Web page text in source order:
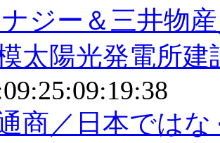
ジー＆三井物
太陽光発電所建
商／日本では